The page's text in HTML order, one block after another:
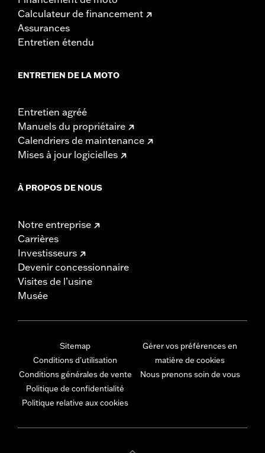
Calculateur de financement
Assurances
Entretien étendu
ENTRETIEN DE LA MOTO
Entretien agréé
Manuels du propriétaire
Calendriers de maintenance
Mises à jour logicielles
À PROPOS DE NOUS
Notre entreprise
Carrières
Investisseurs
Devenir concessionnaire
Visites de l’usine
Musée
Sitemap
Conditions d'utilisation
Conditions générales de vente
Politique de confidentialité
Politique relative aux cookies
Gérer vos préférences en
matière de cookies
Nous prenons soin de vous